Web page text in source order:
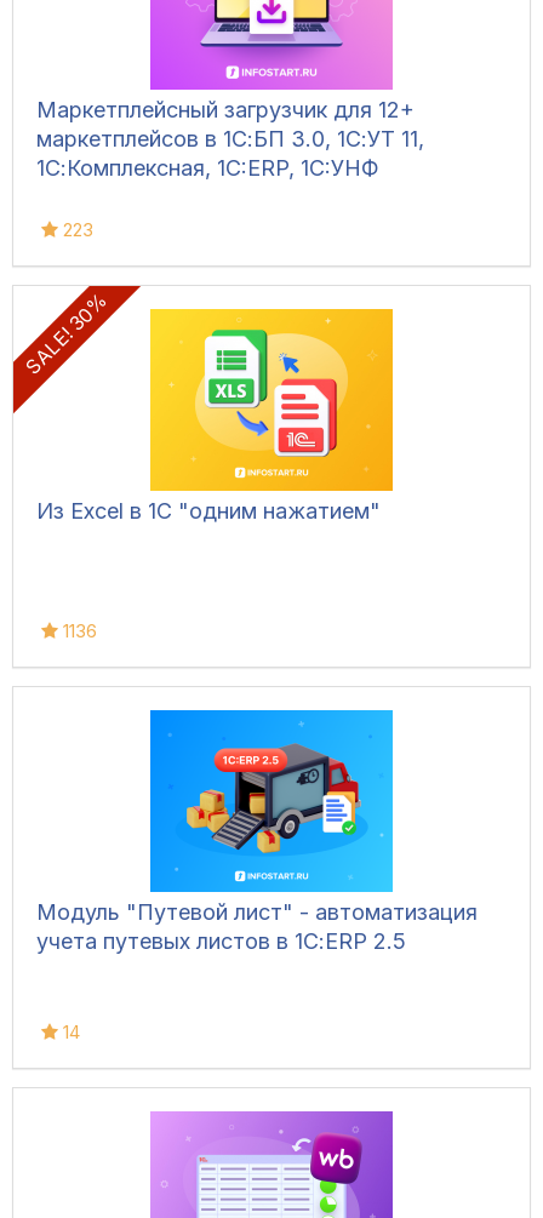
Маркетплейсный загрузчик для 12+
маркетплейсов в 1С:БП 3.0, 1С:УТ 11,
1С:Комплексная, 1C:ERP, 1C:УНФ
223
SALE! 30%
Из Excel в 1С "одним нажатием"
1136
Модуль "Путевой лист" - автоматизация
учета путевых листов в 1С:ERP 2.5
14